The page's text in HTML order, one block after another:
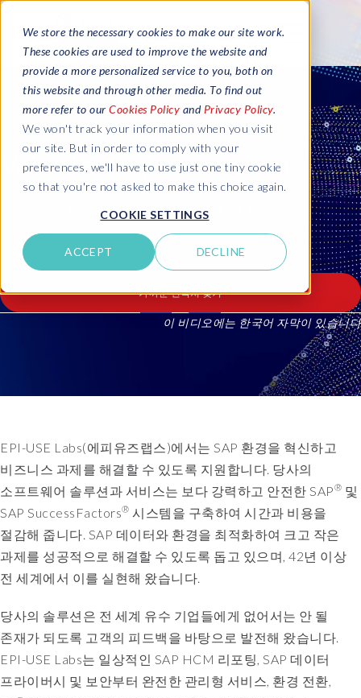
We store the necessary cookies to make our site work.
These cookies are used to improve the website and
provide a more personalized service to you, both on
this website and through other media. To find out
more refer to our Cookies Policy and Privacy Policy.
We won't track your information when you visit
our site. But in order to comply with your
preferences, we'll have to use just one tiny cookie
so that you're not asked to make this choice again.
COOKIE SETTINGS
ACCEPT DECLINE
Value through innovation
에피유즈랩스)에 대해 더 알아보기
가까운 연락처 찾기
knowledgeable
went
to
some
amount
effort
to
understand
we're
coming
from
and
이 비디오에는 한국어 자막이 있습니다
EPI-USE Labs(에피유즈랩스)에서는 SAP 환경을 혁신하고
비즈니스 과제를 해결할 수 있도록 지원합니다. 당사의
소프트웨어 솔루션과 서비스는 보다 강력하고 안전한 SAP® 및
SAP SuccessFactors® 시스템을 구축하여 시간과 비용을
절감해 줍니다. SAP 데이터와 환경을 최적화하여 크고 작은
과제를 성공적으로 해결할 수 있도록 돕고 있으며, 42년 이상
전 세계에서 이를 실현해 왔습니다.
당사의 솔루션은 전 세계 유수 기업들에게 없어서는 안 될
존재가 되도록 고객의 피드백을 바탕으로 발전해 왔습니다.
EPI-USE Labs는 일상적인 SAP HCM 리포팅, SAP 데이터
프라이버시 및 보안부터 완전한 관리형 서비스, 환경 전환,